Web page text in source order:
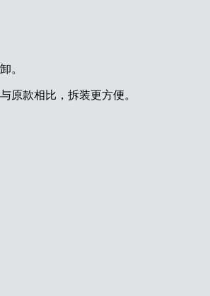
。
原款相比，拆装更方便。